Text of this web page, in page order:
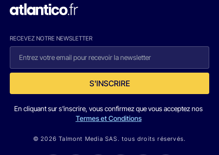
RECEVEZ NOTRE NEWSLETTER
S'INSCRIRE
En cliquant sur s'inscrire, vous confirmez que vous acceptez nos
Termes et Conditions
© 2026 Talmont Media SAS. tous droits réservés.